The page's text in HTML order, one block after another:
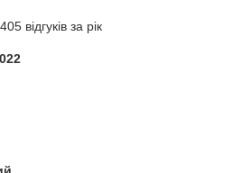
відгуків за рік